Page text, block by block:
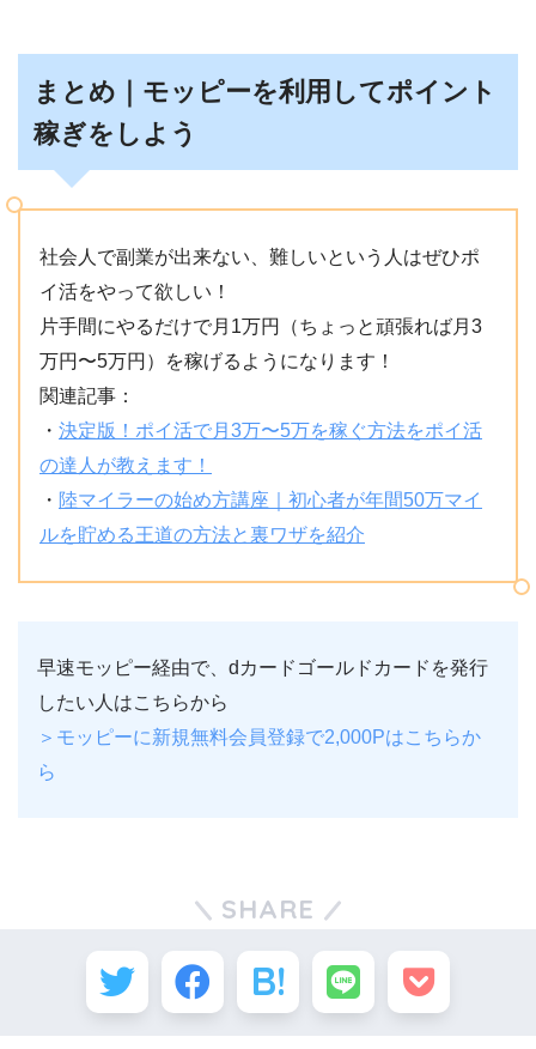
まとめ｜モッピーを利用してポイント
稼ぎをしよう
社会人で副業が出来ない、難しいという人はぜひポ
イ活をやって欲しい！
片手間にやるだけで月1万円（ちょっと頑張れば月3
万円〜5万円）を稼げるようになります！
関連記事：
・ 決定版！ポイ活で月3万〜5万を稼ぐ方法をポイ活
の達人が教えます！
・ 陸マイラーの始め方講座｜初心者が年間50万マイ
ルを貯める王道の方法と裏ワザを紹介
早速モッピー経由で、dカードゴールドカードを発行
したい人はこちらから
＞モッピーに新規無料会員登録で2,000Pはこちらか
ら
SHARE